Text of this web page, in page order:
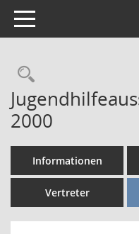
Toggle navigation
2000
Informationen
Vertreter